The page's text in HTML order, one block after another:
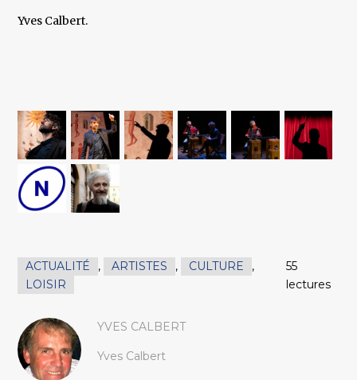
Yves Calbert.
ACTUALITÉ , ARTISTES , CULTURE
,
LOISIR
55
lectures
YVES CALBERT
Yves Calbert